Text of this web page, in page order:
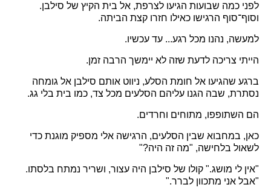
לפני כמה שבועות הגיעו לצרפת, אל בית הקיץ של סילבן.
וסוף־סוף הרגישו כאילו חזרו קצת הביתה.
למעשה, נהנו מכל רגע... עד עכשיו.
הייתי צריכה לדעת שזה לא יימשך הרבה זמן.
ברגע שהגיעו אל חומת הסלע, ניווט אותם סילבן אל גומחה
נסתרת, שבה הגנו עליהם הסלעים מכל צד, כמו בית בלי גג.
הם השתופפו, מתוחים וחרדים.
כאן, במחבוא שבין הסלעים, הרגישה אלי מספיק מוגנת כדי
לשאול בלחישה, "מה זה היה?"
"אין לי מושג." קולו של סילבן היה עצור, ושריר נמתח בלסתו.
"אבל אני מתכוון לברר."